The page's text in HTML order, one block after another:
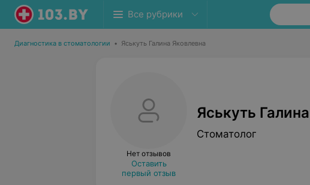
Все рубрики
Диагностика в стоматологии • Яськуть Галина Яковлевна
Нет отзывов
Оставить
первый отзыв
Яськуть
Стоматолог